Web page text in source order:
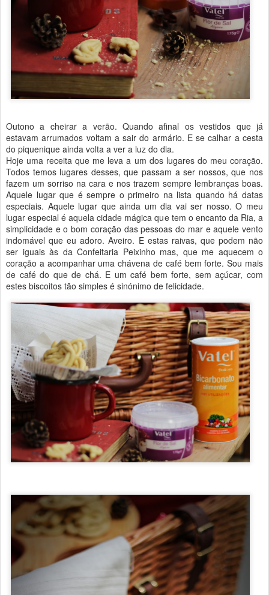
Outono a cheirar a verão. Quando afinal os vestidos que já
estavam arrumados voltam a sair do armário. E se calhar a cesta
do piquenique ainda volta a ver a luz do dia.
Hoje uma receita que me leva a um dos lugares do meu coração.
Todos temos lugares desses, que passam a ser nossos, que nos
fazem um sorriso na cara e nos trazem sempre lembranças boas.
Aquele lugar que é sempre o primeiro na lista quando há datas
especiais. Aquele lugar que ainda um dia vai ser nosso. O meu
lugar especial é aquela cidade mágica que tem o encanto da Ria, a
simplicidade e o bom coração das pessoas do mar e aquele vento
indomável que eu adoro. Aveiro. E estas raivas, que podem não
ser iguais às da Confeitaria Peixinho mas, que me aquecem o
coração a acompanhar uma chávena de café bem forte. Sou mais
de café do que de chá. E um café bem forte, sem açúcar, com
estes biscoitos tão simples é sinónimo de felicidade.